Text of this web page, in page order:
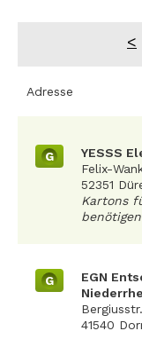
<
Adresse
G
YESSS
Felix-
52351
Kartons
G
EGN
41540